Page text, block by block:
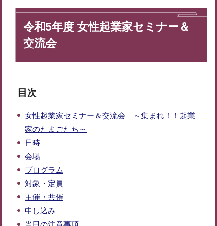
令和5年度 女性起業家セミナー＆
交流会
目次
女性起業家セミナー＆交流会 ～集まれ！！起業
家のたまごたち～
日時
会場
プログラム
対象・定員
主催・共催
申し込み
当日の注意事項